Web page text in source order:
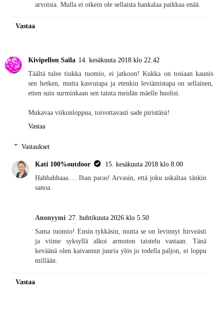
arvoisia. Mulla ei oikein ole sellaista hankalaa paikkaa enää.
Vastaa
Kivipellon Saila 14. kesäkuuta 2018 klo 22.42
Täältä tulee tiukka tuomio, ei jatkoon! Kukka on tosiaan kaunis
sen hetken, mutta kasvutapa ja etenkin leviämistapa on sellainen,
etten suin surminkaan sen tainta meidän mäelle huolisi.
Mukavaa viikonloppua, toivottavasti sade piristäisi!
Vastaa
Vastaukset
Kati 100%outdoor
15. kesäkuuta 2018 klo 8.00
Hahhahhaaa.... Ihan paras! Arvasin, että joku uskaltaa tänkin
sanoa.
Anonyymi 27. huhtikuuta 2026 klo 5.50
Sama tuomio! Ensin tykkäsin, mutta se on levinnyt hirveästi
ja viime syksyllä alkoi armoton taistelu vastaan. Tänä
keväänä olen kaivannut juuria ylös jo todella paljon, ei loppu
millään.
Vastaa